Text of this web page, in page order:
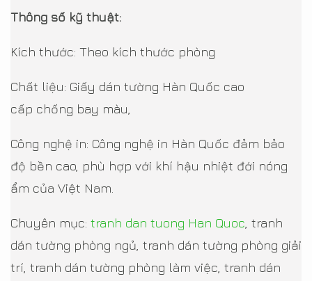
Thông số kỹ thuật:
Kích thước: Theo kích thước phòng
Chất liệu: Giấy dán tường Hàn Quốc cao
cấp chống bay màu,
Công nghệ in: Công nghệ in Hàn Quốc đảm bảo
độ bền cao, phù hợp với khí hậu nhiệt đới nóng
ẩm của Việt Nam.
Chuyên mục: tranh dan tuong Han Quoc , tranh
dán tường phòng ngủ, tranh dán tường phòng giải
trí, tranh dán tường phòng làm việc, tranh dán